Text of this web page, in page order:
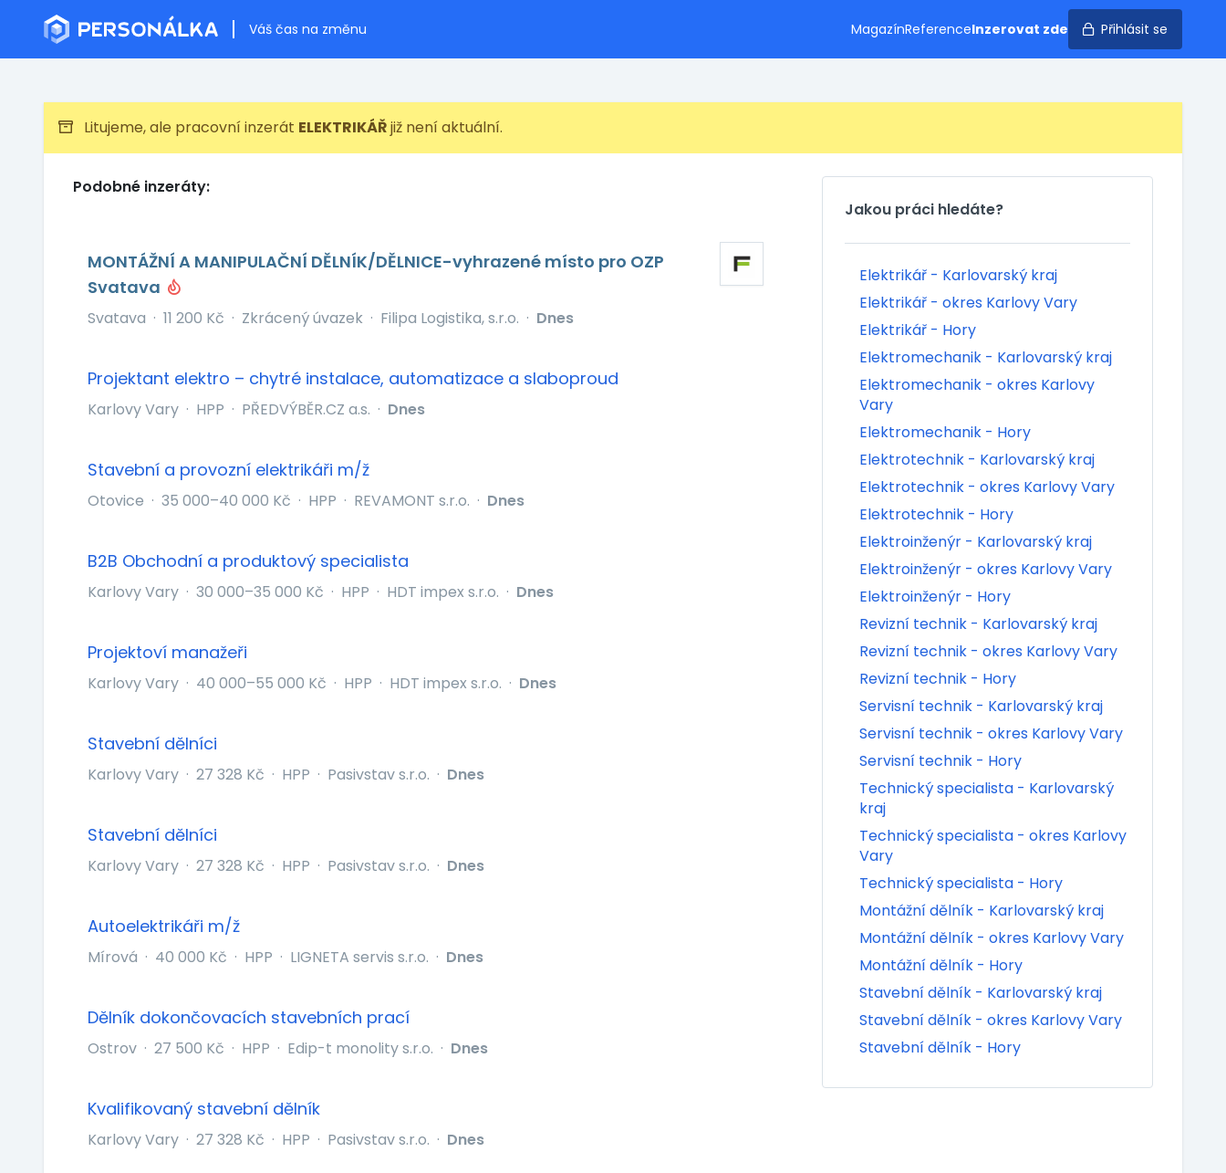
Váš čas na změnu MagazínReferenceInzerovat zde Přihlásit se
Litujeme, ale pracovní inzerát ELEKTRIKÁŘjiž není aktuální.
Podobné inzeráty:
MONTÁŽNÍ A MANIPULAČNÍ DĚLNÍK/DĚLNICE-vyhrazené místo pro OZP
Svatava
Svatava · 11 200 Kč · Zkrácený úvazek · Filipa Logistika, s.r.o. · Dnes
Projektant elektro – chytré instalace, automatizace a slaboproud
Karlovy Vary · HPP · PŘEDVÝBĚR.CZ a.s. · Dnes
Stavební a provozní elektrikáři m/ž
Otovice · 35 000–40 000 Kč · HPP · REVAMONT s.r.o. · Dnes
B2B Obchodní a produktový specialista
Karlovy Vary · 30 000–35 000 Kč · HPP · HDT impex s.r.o. · Dnes
Projektoví manažeři
Karlovy Vary · 40 000–55 000 Kč · HPP · HDT impex s.r.o. · Dnes
Stavební dělníci
Karlovy Vary · 27 328 Kč · HPP · Pasivstav s.r.o. · Dnes
Stavební dělníci
Karlovy Vary · 27 328 Kč · HPP · Pasivstav s.r.o. · Dnes
Autoelektrikáři m/ž
Mírová · 40 000 Kč · HPP · LIGNETA servis s.r.o. · Dnes
Dělník dokončovacích stavebních prací
Ostrov · 27 500 Kč · HPP · Edip-t monolity s.r.o. · Dnes
Kvalifikovaný stavební dělník
Karlovy Vary · 27 328 Kč · HPP · Pasivstav s.r.o. · Dnes
Jakou práci hledáte?
Elektrikář - Karlovarský kraj
Elektrikář - okres Karlovy Vary
Elektrikář - Hory
Elektromechanik - Karlovarský kraj
Elektromechanik - okres Karlovy
Vary
Elektromechanik - Hory
Elektrotechnik - Karlovarský kraj
Elektrotechnik - okres Karlovy Vary
Elektrotechnik - Hory
Elektroinženýr - Karlovarský kraj
Elektroinženýr - okres Karlovy Vary
Elektroinženýr - Hory
Revizní technik - Karlovarský kraj
Revizní technik - okres Karlovy Vary
Revizní technik - Hory
Servisní technik - Karlovarský kraj
Servisní technik - okres Karlovy Vary
Servisní technik - Hory
Technický specialista - Karlovarský
kraj
Technický specialista - okres Karlovy
Vary
Technický specialista - Hory
Montážní dělník - Karlovarský kraj
Montážní dělník - okres Karlovy Vary
Montážní dělník - Hory
Stavební dělník - Karlovarský kraj
Stavební dělník - okres Karlovy Vary
Stavební dělník - Hory